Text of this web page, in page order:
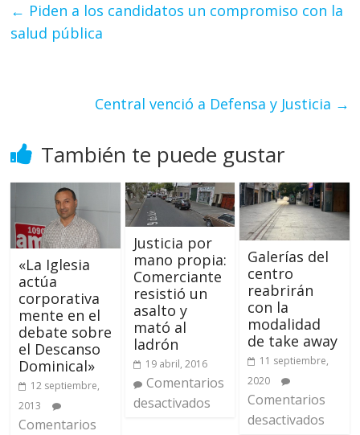
← Piden a los candidatos un compromiso con la
salud pública
Central venció a Defensa y Justicia →
También te puede gustar
«La Iglesia
actúa
corporativa
mente en el
debate sobre
el Descanso
Dominical»
12 septiembre,
2013
Comentarios
Justicia por
mano propia:
Comerciante
resistió un
asalto y
mató al
ladrón
19 abril, 2016
Comentarios
desactivados
Galerías del
centro
reabrirán
con la
modalidad
de take away
11 septiembre,
2020
Comentarios
desactivados